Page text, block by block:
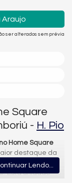
ser alterados sem prévia
Square
- H. Pio
Home Square
destaque da
de Balneário
Esta unidade
Lendo...